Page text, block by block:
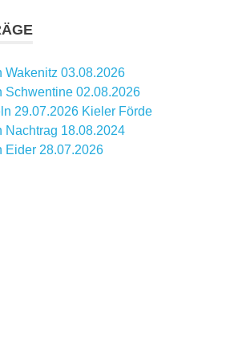
Wakenitz 03.08.2026
Schwentine 02.08.2026
29.07.2026 Kieler Förde
Nachtrag 18.08.2024
Eider 28.07.2026